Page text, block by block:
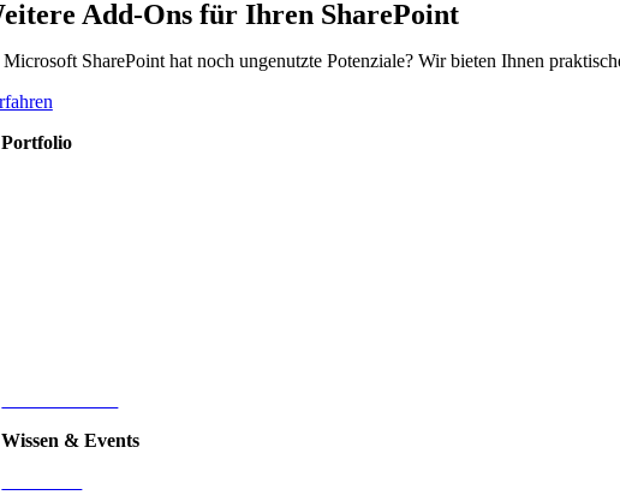
Add-Ons für Ihren SharePoint
SharePoint hat noch ungenutzte Potenziale? Wir bieten Ihnen
Portfolio
Wissen & Events